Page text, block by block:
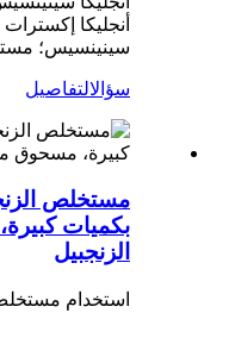
أنجليكا
سينينسيس؛
سؤالالتفاصيل
مستخلص
بكميات
الزنجبيل
استخدام